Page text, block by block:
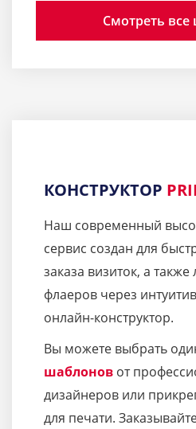
Смотреть
КОНСТРУКТОР
Наш современный
сервис создан для
заказа визиток, а также
флаеров через
онлайн-конструктор.
Вы можете выбрать
шаблонов от
дизайнеров или
для печати.